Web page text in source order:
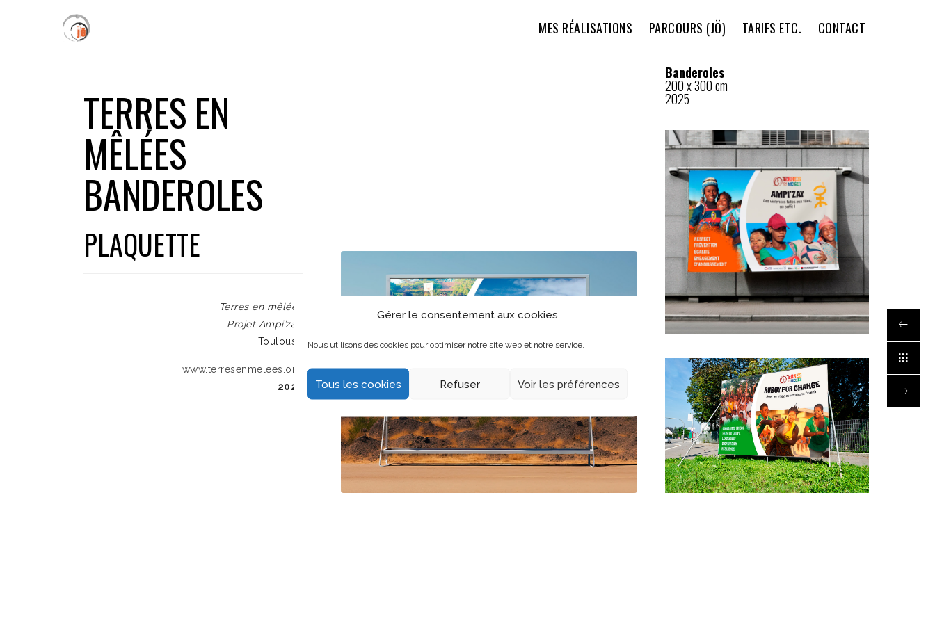
Gérer le consentement aux cookies
Nous utilisons des cookies pour optimiser notre site web et notre service.
Tous les cookies Refuser Voir les préférences
MES RÉALISATIONS PARCOURS (JÖ) TARIFS ETC. CONTACT
TERRES EN
MÊLÉES
BANDEROLES
PLAQUETTE
Terres en mêlées
Projet Ampi’zay
Toulouse
www.terresenmelees.org
2025
Banderoles
200 x 300 cm
2025